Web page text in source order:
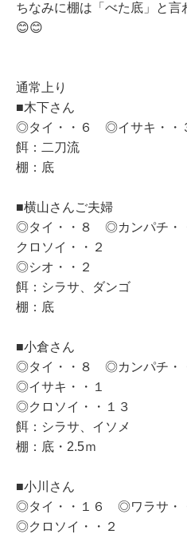
ちなみに棚は「べた底」と言
😊😊
通常上り
■木下さん
◎タイ・・６ ◎イサキ・・
餌：二刀流
棚：底
■横山さんご夫婦
◎タイ・・８ ◎カンパチ
クロソイ・・２
◎シオ・・２
餌：シラサ、ダンゴ
棚：底
■小倉さん
◎タイ・・８ ◎カンパチ
◎イサキ・・１
◎クロソイ・・１３
餌：シラサ、イソメ
棚：底・2.5ｍ
■小川さん
◎タイ・・１６ ◎ワラサ
◎クロソイ・・２